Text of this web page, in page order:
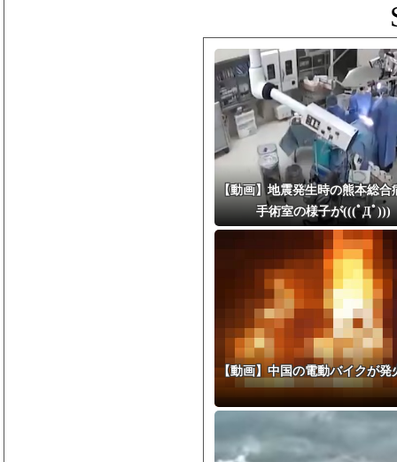
【動画】地震発生時の熊本総合
手術室の様子が(((ﾟДﾟ)))
【動画】中国の電動バイクが発